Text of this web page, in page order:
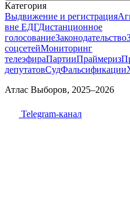
Категория
Выдвижение и регистрация
вне ЕДГДистанционное
голосованиеЗаконодательство
соцсетейМониторинг
телеэфираПартииПраймериз
депутатовСудФальсификации
Атлас Выборов, 2025–2026
Telegram-канал